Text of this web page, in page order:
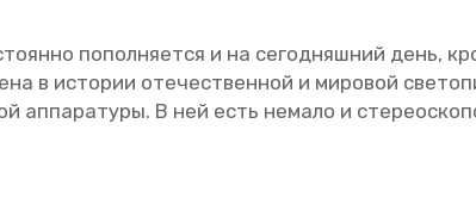
по­пол­ня­ет­ся и на се­го­дняш­ний день,
в ис­то­рии оте­че­ствен­ной и ми­ро­вой
ап­па­ра­ту­ры. В ней есть нема­ло и